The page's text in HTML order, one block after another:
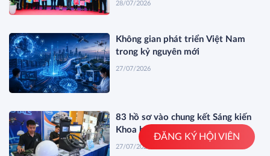
28/07/2026
Không gian phát triển Việt Nam
trong kỷ nguyên mới
27/07/2026
83 hồ sơ vào chung kết Sáng kiến
Khoa học 2026
27/07/2026
ĐĂNG KÝ HỘI VIÊN